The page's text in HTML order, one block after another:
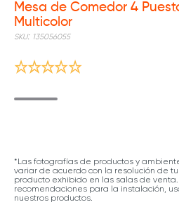
Mesa de Comedor 4
Multicolor
: 135056055
*Las fotografías de productos y
variar de acuerdo con la resolución de
producto exhibido en las salas de
recomendaciones para la instalación,
nuestros productos.